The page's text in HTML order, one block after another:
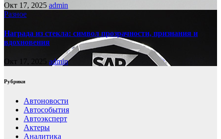
Окт 17, 2025 admin
Разное
Награда из стекла: символ прозрачности, признания и
вдохновения
Окт 17, 2025 admin
Рубрики
Автоновости
Автособытия
Автоэксперт
Актеры
Аналитика